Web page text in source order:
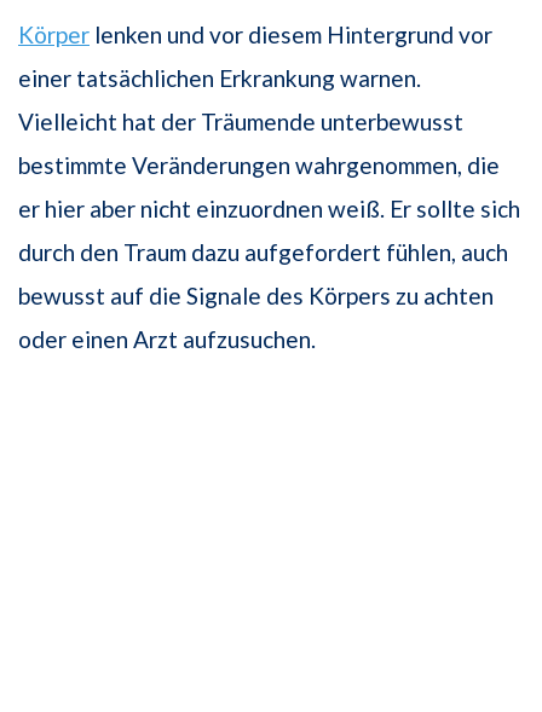
Körper lenken und vor diesem Hintergrund vor
einer tatsächlichen Erkrankung warnen.
Vielleicht hat der Träumende unterbewusst
bestimmte Veränderungen wahrgenommen, die
er hier aber nicht einzuordnen weiß. Er sollte sich
durch den Traum dazu aufgefordert fühlen, auch
bewusst auf die Signale des Körpers zu achten
oder einen Arzt aufzusuchen.